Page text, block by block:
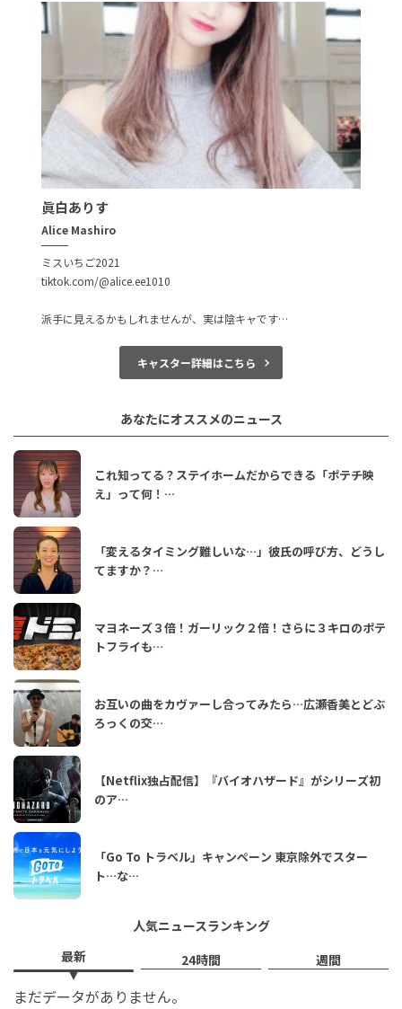
眞白ありす
Alice Mashiro
ミスいちご2021
tiktok.com/@alice.ee1010
派手に見えるかもしれませんが、実は陰キャです…
キャスター詳細はこちら
あなたにオススメのニュース
これ知ってる？ステイホームだからできる「ポテチ映
え」って何！…
「変えるタイミング難しいな…」彼氏の呼び方、どうし
てますか？…
マヨネーズ３倍！ガーリック２倍！さらに３キロのポテ
トフライも…
お互いの曲をカヴァーし合ってみたら…広瀬香美とどぶ
ろっくの交…
【Netflix独占配信】『バイオハザード』がシリーズ初
のア…
「Go To トラベル」キャンペーン 東京除外でスター
ト…な…
人気ニュースランキング
最新
24時間 週間
まだデータがありません。